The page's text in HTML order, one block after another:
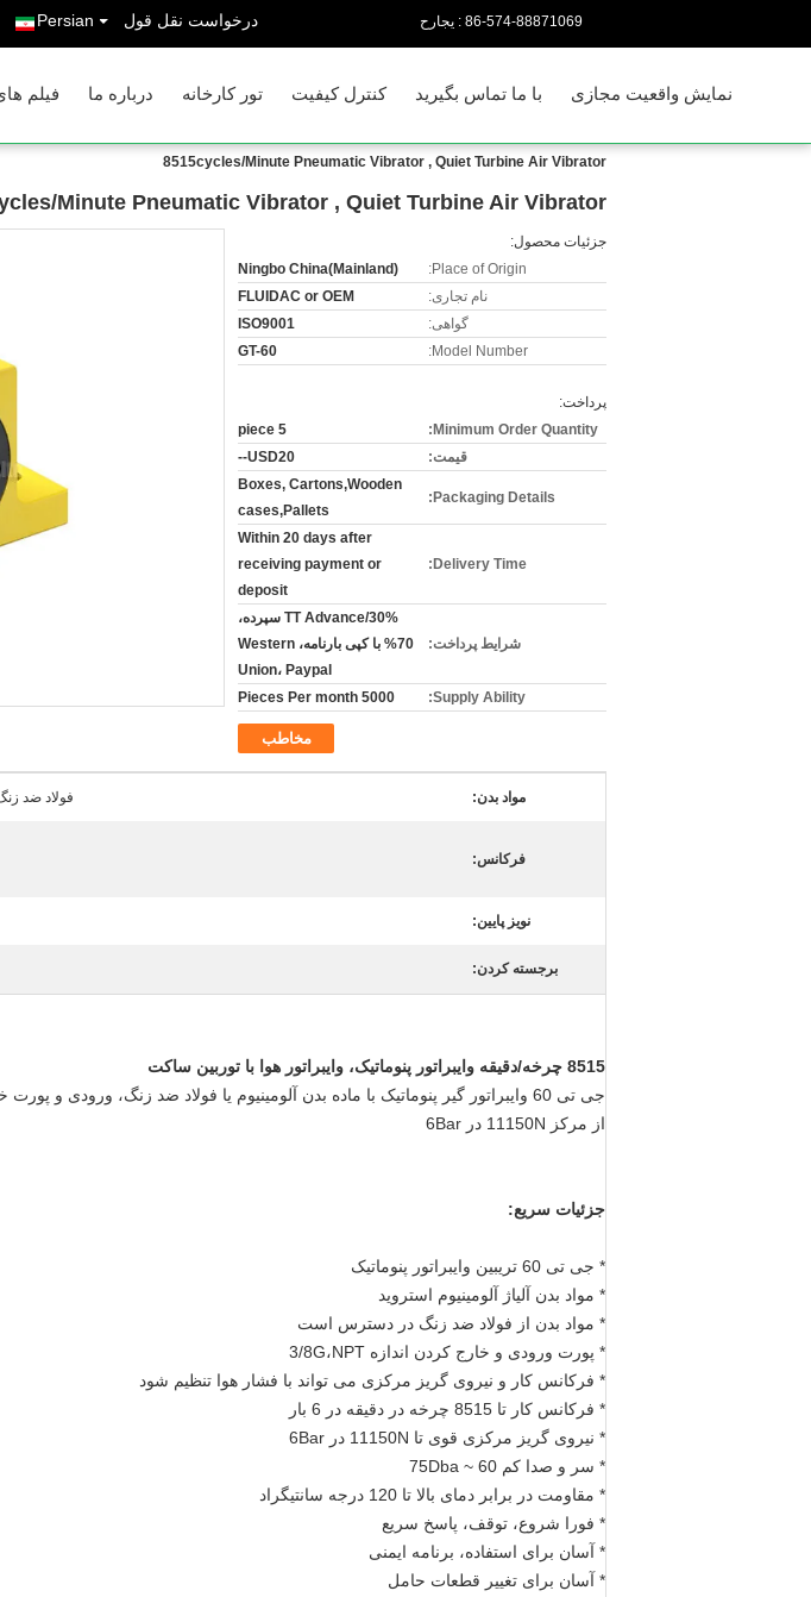
حراجی : 86-574-88871069 درخواست نقل قول Persian
فیلم درباره ما تور کارخانه کنترل کیفیت با ما تماس بگیرید نمایش واقعیت مجازی
8515cycles/Minute Pneumatic Vibrator , Quiet Turbine Air Vibrator
Minute Pneumatic Vibrator , Quiet Turbine Air Vibrator
جزئیات محصول:
Place of Origin:
Ningbo China(Mainland)
نام تجاری:
FLUIDAC or OEM
گواهی:
ISO9001
Model Number:
GT-60
پرداخت:
Minimum Order Quantity:
5 piece
قیمت:
USD20--
Packaging Details:
Boxes, Cartons,Wooden
cases,Pallets
Delivery Time:
Within 20 days after
receiving payment or
deposit
شرایط پرداخت:
TT Advance/30% سپرده،
70% با کپی بارنامه، Western
Union، Paypal
Supply Ability:
5000 Pieces Per month
مخاطب
مواد بدن: فولاد ضد
فرکانس:
نویز پایین:
برجسته کردن:
8515 چرخه/دقیقه وایبراتور پنوماتیک، وایبراتور هوا با توربین ساکت
از مرکز 11150N در 6Bar
جزئیات سریع:
* جی تی 60 تریبین وایبراتور پنوماتیک
* مواد بدن آلیاژ آلومینیوم استروید
* مواد بدن از فولاد ضد زنگ در دسترس است
* پورت ورودی و خارج کردن اندازه 3/8G،NPT
* فرکانس کار و نیروی گریز مرکزی می تواند با فشار هوا تنظیم شود
* فرکانس کار تا 8515 چرخه در دقیقه در 6 بار
* نیروی گریز مرکزی قوی تا 11150N در 6Bar
* سر و صدا کم 60 ~ 75Dba
* مقاومت در برابر دمای بالا تا 120 درجه سانتیگراد
* فورا شروع، توقف، پاسخ سریع
* آسان برای استفاده، برنامه ایمنی
* آسان برای تغییر قطعات حامل